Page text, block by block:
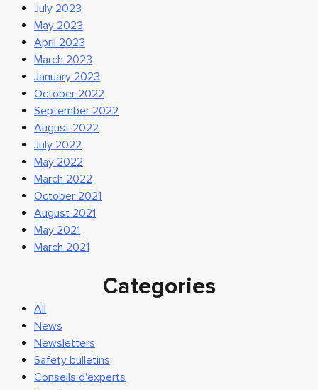
July 2023
May 2023
April 2023
March 2023
January 2023
October 2022
September 2022
August 2022
July 2022
May 2022
March 2022
October 2021
August 2021
May 2021
March 2021
Categories
All
News
Newsletters
Safety bulletins
Conseils d'experts